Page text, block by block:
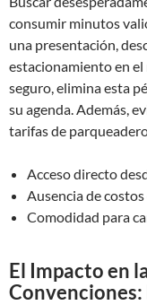
consumir minutos
una presentación,
estacionamiento en el
seguro, elimina esta
su agenda. Además,
tarifas de
Acceso directo
Ausencia de
Comodidad para
El Impacto en
Convenciones: